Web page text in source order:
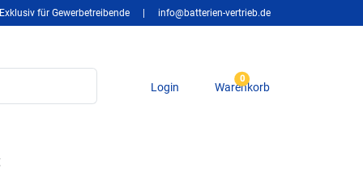
Exklusiv für Gewerbetreibende info@batterien-vertrieb.de
Login
0
Warenkorb